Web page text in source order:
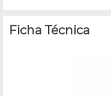
Ficha Técnica